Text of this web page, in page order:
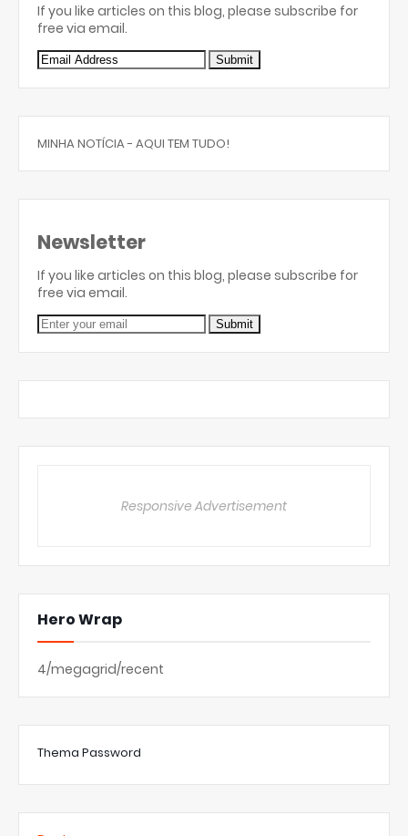
If you like articles on this blog, please subscribe for
free via email.
MINHA NOTÍCIA - AQUI TEM TUDO!
Newsletter
If you like articles on this blog, please subscribe for
free via email.
Responsive Advertisement
Hero Wrap
4/megagrid/recent
Thema Password